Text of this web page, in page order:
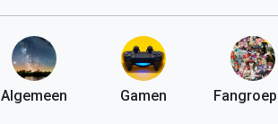
Algemeen Gamen